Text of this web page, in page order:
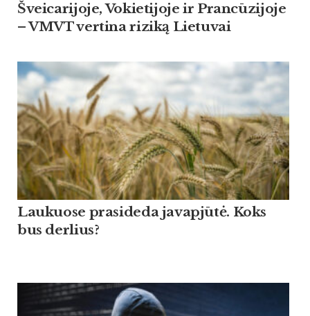
Šveicarijoje, Vokietijoje ir Prancūzijoje
– VMVT vertina riziką Lietuvai
Lau­kuo­se pra­si­de­da ja­vapjūtė. Koks
bus der­lius?